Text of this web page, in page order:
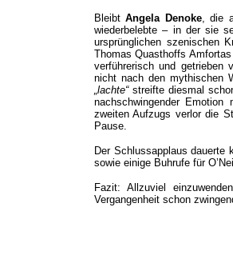
BleibtAngela Denoke, die
wiederbelebte – in der sie
ursprünglichen szenischen
Thomas Quasthoffs
verführerisch und getrieben
nicht nach den mythischen
„lachte“streifte diesmal
nachschwingender
zweiten Aufzugs verlor die
Pause.
Der Schlussapplaus
sowie einige Buhrufe für
Fazit: Allzuviel
Vergangenheit schon